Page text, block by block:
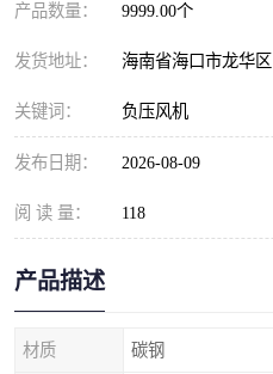
产品数量： 9999.00个
发货地址： 海南省海口市龙华区
关键词： 负压风机
发布日期： 2026-08-09
阅 读 量： 118
产品描述
材质 碳钢